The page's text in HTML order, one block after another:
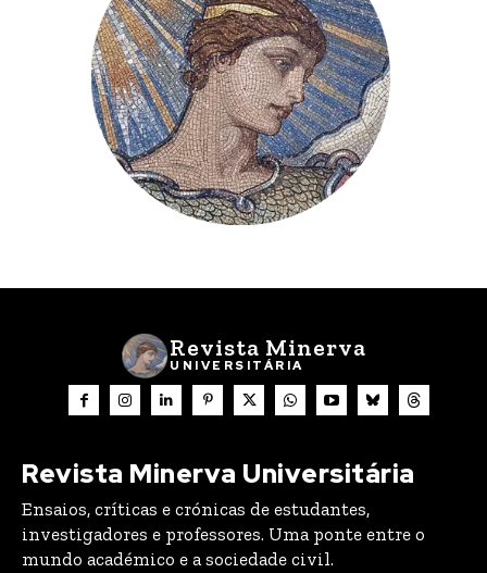
Revista Minerva
UNIVERSITÁRIA
Revista Minerva Universitária
Ensaios, críticas e crónicas de estudantes,
investigadores e professores. Uma ponte entre o
mundo académico e a sociedade civil.